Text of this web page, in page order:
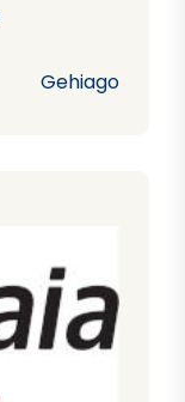
Gehiago